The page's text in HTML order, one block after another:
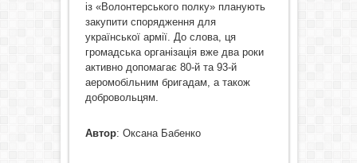
із «Волонтерського полку» планують
закупити спорядження для
української армії. До слова, ця
громадська організація вже два роки
активно допомагає 80-й та 93-й
аеромобільним бригадам, а також
добровольцям.
Автор: Оксана Бабенко